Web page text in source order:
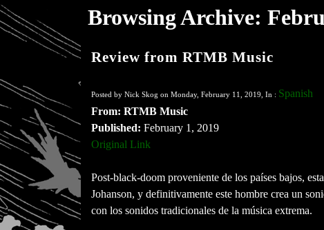
Browsing Archive:
Review from RTMB Music
Posted by Nick Skog on Monday, February 11, 2019, In : Spanish
From: RTMB Music
Published: February 1, 2019
Original Link
Post-black-doom proveniente de los países bajos,
Johanson, y definitivamente este hombre crea un
con los sonidos tradicionales de la música extrema.